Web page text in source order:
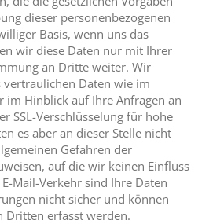
dieser personenbezogenen
Basis, wenn uns das
wir diese Daten nur mit Ihrer
an Dritte weiter. Wir
vertraulichen Daten wie im
im Hinblick auf Ihre Anfragen an
SSL-Verschlüsselung für hohe
es aber an dieser Stelle nicht
Gefahren der
auf die wir keinen Einfluss
Mail-Verkehr sind Ihre Daten
nicht sicher und können
Dritten erfasst werden.